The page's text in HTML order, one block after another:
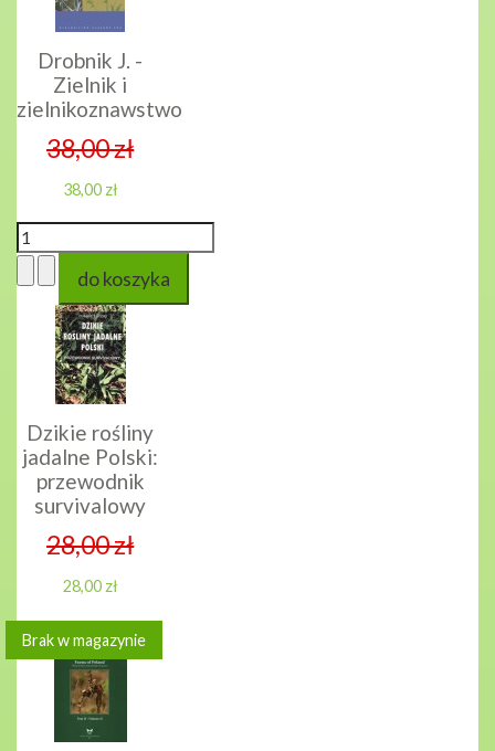
Drobnik J. -
Zielnik i
zielnikoznawstwo
38,00 zł
38,00 zł
Dzikie rośliny
jadalne Polski:
przewodnik
survivalowy
28,00 zł
28,00 zł
Brak w magazynie